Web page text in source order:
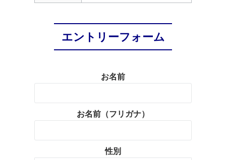
エントリーフォーム
お名前
お名前（フリガナ）
性別